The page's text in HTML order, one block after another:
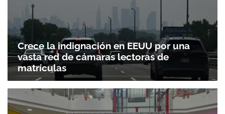
Crece la indignación en EEUU por una
vasta red de cámaras lectoras de
matrículas